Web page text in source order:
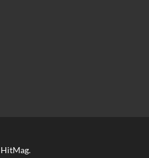
HitMag.